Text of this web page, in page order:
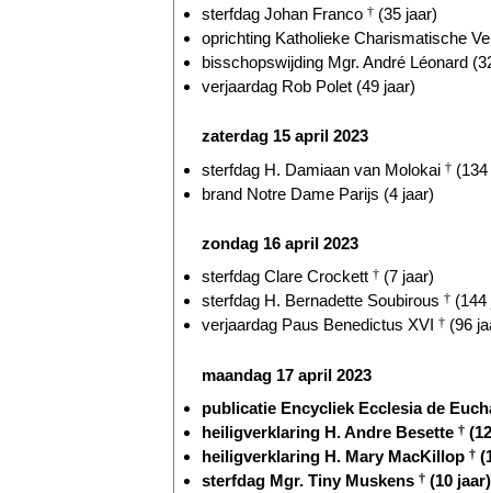
sterfdag Johan Franco † (35 jaar)
oprichting Katholieke Charismatische
bisschopswijding Mgr. André Léonard
verjaardag Rob Polet (49 jaar)
zaterdag 15 april 2023
sterfdag H. Damiaan van Molokai †
brand Notre Dame Parijs (4 jaar)
zondag 16 april 2023
sterfdag Clare Crockett † (7 jaar)
sterfdag H. Bernadette Soubirous † (144
verjaardag Paus Benedictus XVI † (96
maandag 17 april 2023
publicatie Encycliek Ecclesia de
heiligverklaring H. Andre Besette †
heiligverklaring H. Mary MacKillop †
sterfdag Mgr. Tiny Muskens † (10 jaar)